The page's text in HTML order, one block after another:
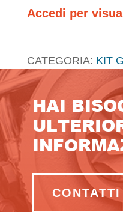
Accedi per
CATEGORIA: KIT
HAI
CONTATTI